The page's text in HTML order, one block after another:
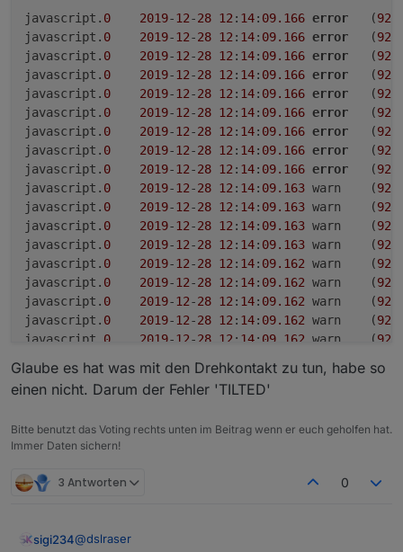
javascript. 0 2019-12-28 12: 14: 09.166 error
	(
javascript. 0 2019-12-28 12: 14: 09.166 error
	(
javascript. 0 2019-12-28 12: 14: 09.166 error
	(
javascript. 0 2019-12-28 12: 14: 09.166 error
	(
javascript. 0 2019-12-28 12: 14: 09.166 error
	(
javascript. 0 2019-12-28 12: 14: 09.166 error
	(
javascript. 0 2019-12-28 12: 14: 09.166 error
	(
javascript. 0 2019-12-28 12: 14: 09.166 error
	(
javascript. 0 2019-12-28 12: 14: 09.166 error
	(
javascript. 0 2019-12-28 12: 14: 09.163
	warn	(
javascript. 0 2019-12-28 12: 14: 09.163
	warn	(
javascript. 0 2019-12-28 12: 14: 09.163
	warn	(
javascript. 0 2019-12-28 12: 14: 09.163
	warn	(
javascript. 0 2019-12-28 12: 14: 09.162
	warn	(
javascript. 0 2019-12-28 12: 14: 09.162
	warn	(
javascript. 0 2019-12-28 12: 14: 09.162
	warn	(
javascript. 0 2019-12-28 12: 14: 09.162
	warn	(
javascript. 0 2019-12-28 12 : 14: 09.162
	warn	(
Glaube es hat was mit den Drehkontakt zu tun, habe so
einen nicht. Darum der Fehler 'TILTED'
Bitte benutzt das Voting rechts unten im Beitrag wenn er euch geholfen hat.
Immer Daten sichern!
3 Antworten 0
sigi234@dslraser